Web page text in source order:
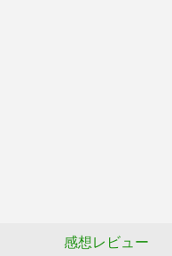
感想レビュー